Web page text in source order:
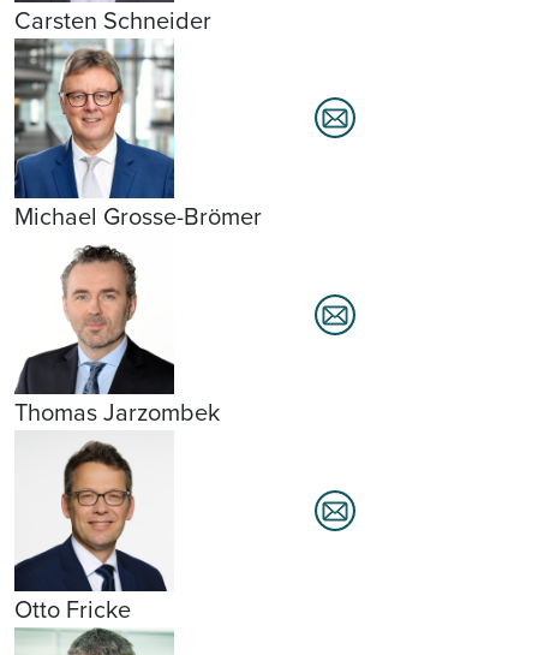
Carsten Schneider
Michael Grosse-Brömer
Thomas Jarzombek
Otto Fricke